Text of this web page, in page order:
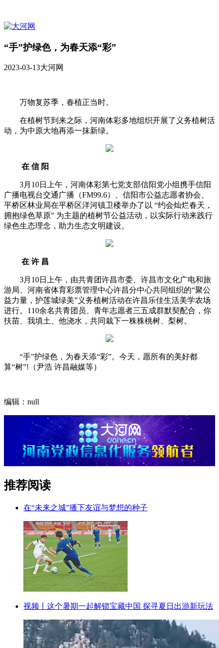
“手”护绿色，为春天添“彩”
2023-03-13大河网
万物复苏季，春植正当时。
在植树节到来之际， 河南体彩多地组织开展了义务植树活
动， 为中原大地再添一抹新绿。
在 信 阳
3月10日上午，河南体彩第七党支部信阳党小组携手信阳
广播电视台交通广播（FM99.6）、信阳市公益志愿者协会、
平桥区林业局在平桥区洋河镇卫楼举办了以 “约会灿烂春天，
拥抱绿色草原” 为主题的植树节公益活动，以实际行动来践行
绿色生态理念，助力生态文明建设。
在 许 昌
3月10日上午，由共青团许昌市委、许昌市文化广电和旅
游局、河南省体育彩票管理中心许昌分中心共同组织的“聚公
益力量，护莲城绿美”义务植树活动在许昌乐佳生活美学农场
进行。110余名共青团员、青年志愿者三五成群默契配合，你
扶苗、我填土、他浇水，共同栽下一株株桃树、梨树。
“手”护绿色， 为春天添“彩”。 今天， 愿所有的美好都
算“树”! （尹浩 许昌融媒等）
编辑：null
推荐阅读
在“未来之城”播下友谊与梦想的种子
视频丨这个暑期一起解锁宝藏中国 探寻夏日出游新玩法